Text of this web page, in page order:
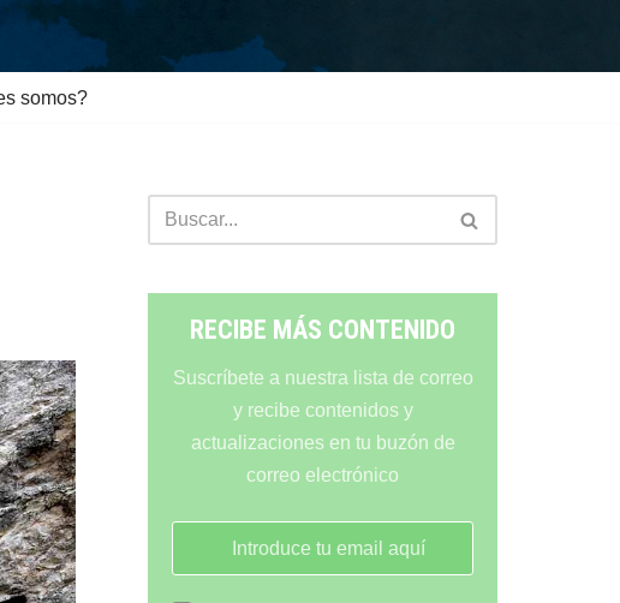
somos?
RECIBE MÁS CONTENIDO
Suscríbete a nuestra lista de correo
y recibe contenidos y
actualizaciones en tu buzón de
correo electrónico